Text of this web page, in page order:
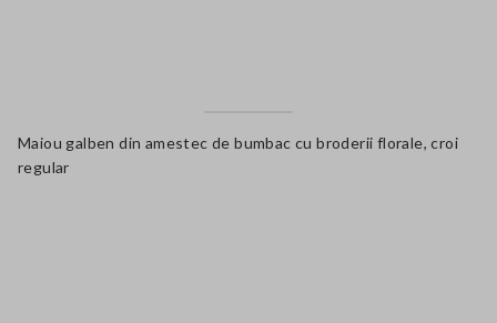
Maiou galben din amestec de bumbac cu broderii florale, croi
regular